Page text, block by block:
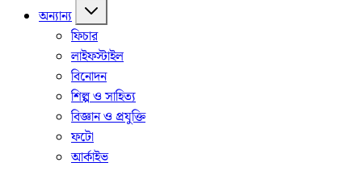
অন্যান্য
ফিচার
লাইফস্টাইল
বিনোদন
শিল্প ও সাহিত্য
বিজ্ঞান ও প্রযুক্তি
ফটো
আর্কাইভ